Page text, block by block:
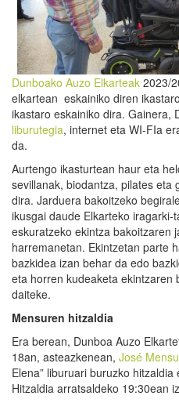
Dunboako Auzo Elkarteak 2023/
elkartean eskainiko diren
ikastaro eskainiko dira. Gainera,
liburutegia, internet eta WI-FIa
da.
Aurtengo ikasturtean haur eta
sevillanak, biodantza, pilates eta
dira. Jarduera bakoitzeko
ikusgai daude Elkarteko
eskuratzeko ekintza bakoitzaren
harremanetan. Ekintzetan parte
bazkidea izan behar da edo
eta horren kudeaketa ekintzaren
daiteke.
Mensuren hitzaldia
Era berean, Dunboa Auzo
18an, asteazkenean, José
Elena” liburuari buruzko
Hitzaldia arratsaldeko 19:30ean